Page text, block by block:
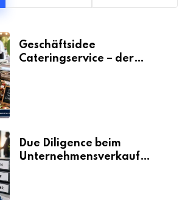
Geschäftsidee
Cateringservice – der
Due Diligence beim
Unternehmensverkauf